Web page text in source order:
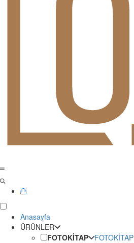
Anasayfa
ÜRÜNLER
FOTOKİTAP
FOTOKİTAP